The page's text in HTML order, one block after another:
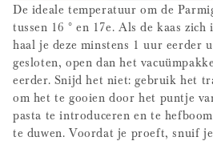
De ideale temperatuur om de
tussen 16 ° en 17e. Als de kaas
haal je deze minstens 1 uur eerder
gesloten, open dan het
eerder. Snijd het niet: gebruik het
om het te gooien door het puntje
pasta te introduceren en te
te duwen. Voordat je proeft, snuif